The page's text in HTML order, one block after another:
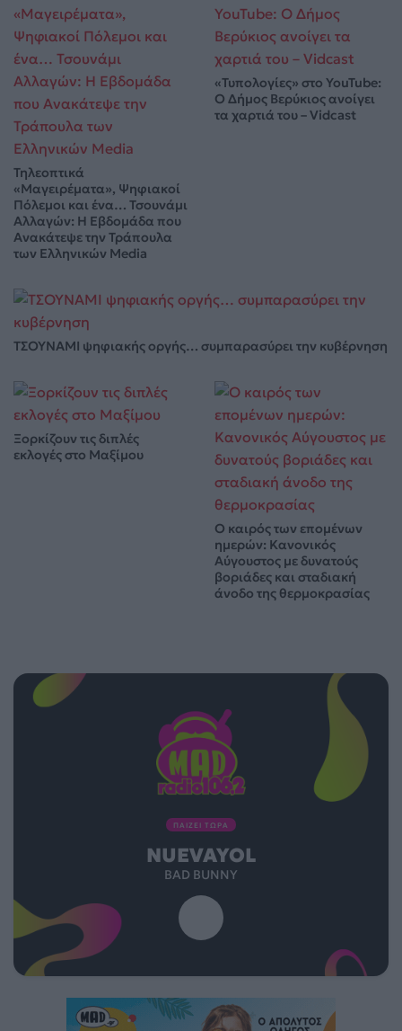
Τηλεοπτικά
«Μαγειρέματα», Ψηφιακοί
Πόλεμοι και ένα… Τσουνάμι
Αλλαγών: Η Εβδομάδα που
Ανακάτεψε την Τράπουλα
των Ελληνικών Media
«Τυπολογίες» στο YouTube:
Ο Δήμος Βερύκιος ανοίγει
τα χαρτιά του – Vidcast
ΤΣΟΥΝΑΜΙ ψηφιακής οργής… συμπαρασύρει την κυβέρνηση
Ξορκίζουν τις διπλές
εκλογές στο Μαξίμου
Ο καιρός των επομένων
ημερών: Κανονικός
Αύγουστος με δυνατούς
βοριάδες και σταδιακή
άνοδο της θερμοκρασίας
ΠΑΙΖΕΙ ΤΩΡΑ
NUEVAYOL
BAD BUNNY